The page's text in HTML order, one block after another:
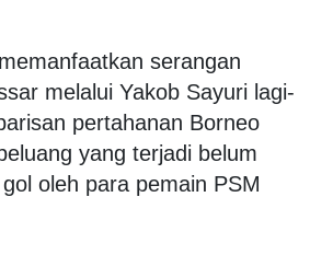
serangan
melalui Yakob Sayuri lagi-
pertahanan Borneo
yang terjadi belum
oleh para pemain PSM